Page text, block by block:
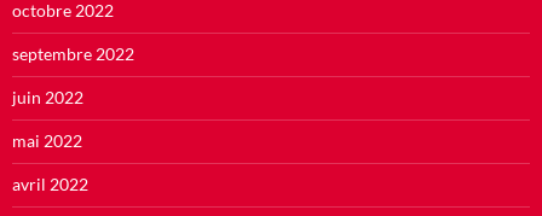
octobre 2022
septembre 2022
juin 2022
mai 2022
avril 2022